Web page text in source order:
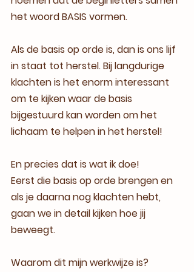
het woord BASIS vormen.
Als de basis op orde is, dan is ons lijf
in staat tot herstel. Bij langdurige
klachten is het enorm interessant
om te kijken waar de basis
bijgestuurd kan worden om het
lichaam te helpen in het herstel!
En precies dat is wat ik doe!
Eerst die basis op orde brengen en
als je daarna nog klachten hebt,
gaan we in detail kijken hoe jij
beweegt.
Waarom dit mijn werkwijze is?